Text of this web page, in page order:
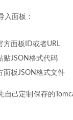
入面板：
方面板ID或者URL
贴JSON格式代码
面板JSON格式文件
自己定制保存的